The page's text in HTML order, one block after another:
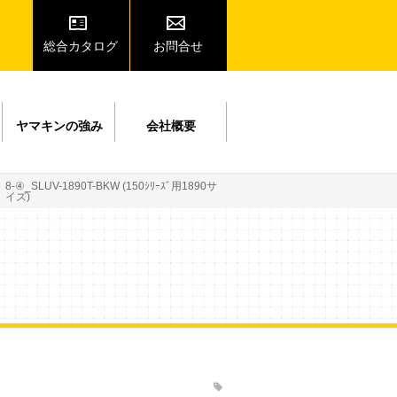
総合カタログ お問合せ
ヤマキンの強み 会社概要
8-④_SLUV-1890T-BKW (150ｼﾘｰｽﾞ用1890サ
イズ)